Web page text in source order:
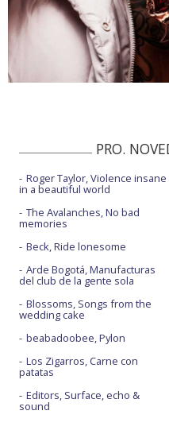
PRO.
Roger Taylor, Violence insane
in a beautiful world
The Avalanches, No bad
memories
Beck, Ride lonesome
Arde Bogotá, Manufacturas
del club de la gente sola
Blossoms, Songs from the
wedding cake
beabadoobee, Pylon
Los Zigarros, Carne con
patatas
Editors, Surface, echo &
sound